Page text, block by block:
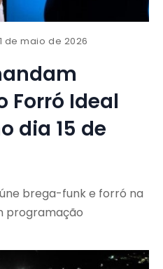
1 de maio de 2026
Forró Ideal
dia 15 de
brega-funk e forró na
programação